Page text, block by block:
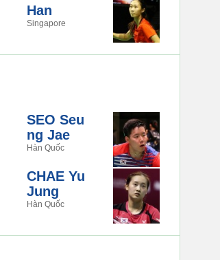
Han
Singapore
SEO Seu
ng Jae
Hàn Quốc
CHAE Yu
Jung
Hàn Quốc